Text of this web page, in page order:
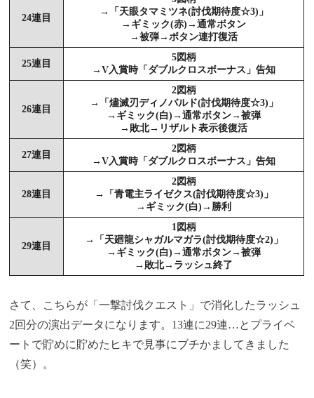
24連目
→「天眼タマミツネ(討伐期待度☆3)」
→ギミック(赤)→通常ボタン
→被弾→ボタン連打復活
25連目
5図柄
→V入賞時「ダブルクロスボーナス」告知
26連目
2図柄
→「燼滅刃ディノバルド(討伐期待度☆3)」
→ギミック(白)→通常ボタン→被弾
→敗北→リザルト表示後復活
27連目
2図柄
→V入賞時「ダブルクロスボーナス」告知
28連目
2図柄
→「青電主ライゼクス(討伐期待度☆3)」
→ギミック(白)→勝利
29連目
1図柄
→「天廻龍シャガルマガラ(討伐期待度☆2)」
→ギミック(白)→通常ボタン→被弾
→敗北→ラッシュ終了
さて、こちらが「一撃討伐クエスト」で消化したラッシュ
2回分の演出データになります。13連に29連…とプライベ
ートで貯めに貯めたヒキで見事にブチかましてきました
（笑）。